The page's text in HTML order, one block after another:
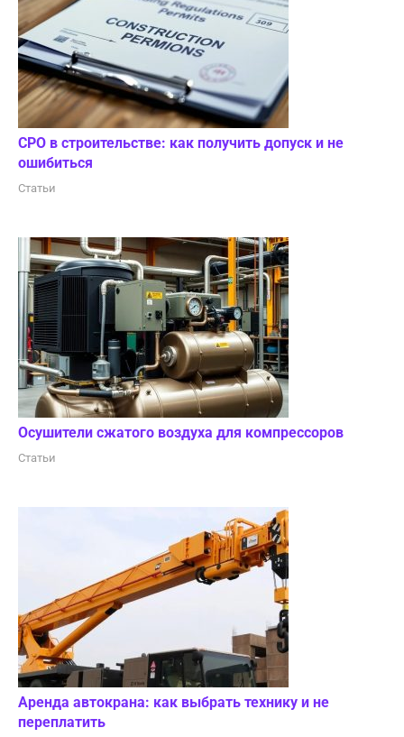
СРО в строительстве: как получить допуск и не
ошибиться
Статьи
Осушители сжатого воздуха для компрессоров
Статьи
Аренда автокрана: как выбрать технику и не
переплатить